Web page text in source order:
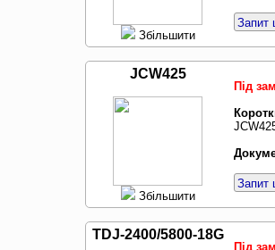
Збільшити
Запит
JCW425
Збільшити
Під
Запит
TDJ-2400/5800-18G
Під